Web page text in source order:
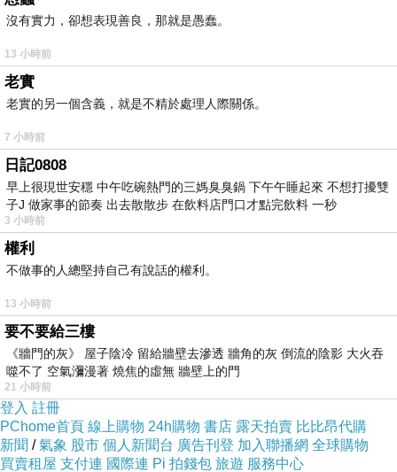
並建議第一次穿著前請先下水洗滌
外套類洗滌請千萬小心，建
袖圍量袖口圍，腋圍為肩領口往側邊4
彈性 系 件
高密
斜，
3色 無
沒有實力，卻想表現善良，那就是愚蠢。
13 小時前
老實
老實的另一個含義，就是不精於處理人際關係。
7 小時前
日記0808
早上很現世安穩 中午吃碗熱門的三媽臭臭鍋 下午午睡起來 不想打擾雙
子J 做家事的節奏 出去散散步 在飲料店門口才點完飲料 一秒
3 小時前
權利
不做事的人總堅持自己有說話的權利。
13 小時前
要不要給三樓
《牆門的灰》 屋子陰冷 留給牆壁去滲透 牆角的灰 倒流的陰影 大火吞
噬不了 空氣瀰漫著 燒焦的虛無 牆壁上的門
21 小時前
登入 註冊
PChome首頁 線上購物 24h購物 書店 露天拍賣 比比昂代購
新聞 /氣象 股市 個人新聞台 廣告刊登 加入聯播網 全球購物
買賣租屋 支付連 國際連 Pi 拍錢包 旅遊 服務中心